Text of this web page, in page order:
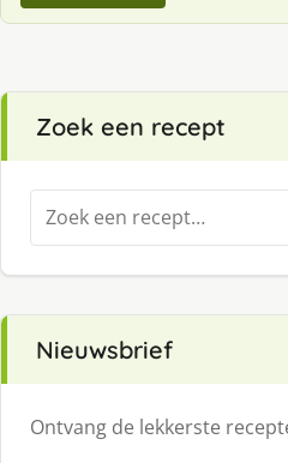
Zoek een recept
Zoeken
naar:
Nieuwsbrief
Ontvang de lekkerste